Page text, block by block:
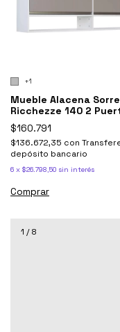
+1
Mueble Alacena
Ricchezze 140 2
Con Estante
$160.791
$136.672,35 con
depósito bancario
6 x $26.798,50 sin interés
Comprar
1 /8